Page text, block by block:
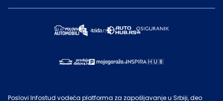
Poslovi Infostud vodeća platforma za zapošljavanje u Srbiji, deo